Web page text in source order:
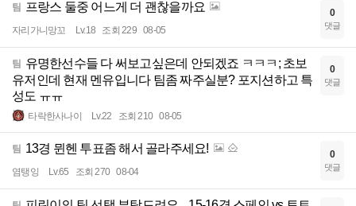
팀 프랑스 둘중 어느게 더 괜찮을까요
자리가니망꼬 Lv.18 조회 229 08-05
0
댓글
팀 유명한선수들 다 써보고싶은데 안되겠죠 ㅋㅋㅋ; 초보
유저인데 현재 멘유입니다 팀좀 짜주실분? 포지션하고 특
성도 ㅠㅠ
타락한사나이 Lv.22 조회 210 08-05
0
댓글
팀 13경 뮌헨 투표좀 해서 골라주세요!
염탱잉 Lv.65 조회 270 08-04
0
댓글